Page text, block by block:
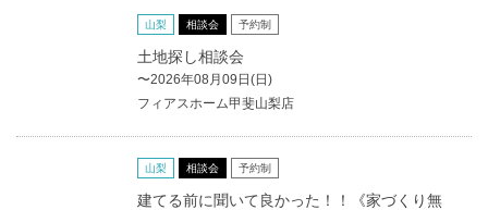
山梨 相談会 予約制
土地探し相談会
〜2026年08月09日(日)
フィアスホーム甲斐山梨店
山梨 相談会 予約制
建てる前に聞いて良かった！！《家づくり無